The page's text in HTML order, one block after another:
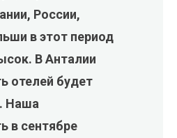
России,
в этот период
В Анталии
отелей будет
Наша
в сентябре